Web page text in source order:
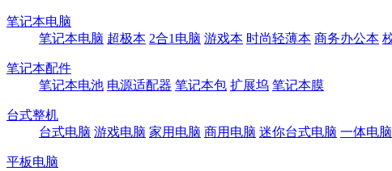
笔记本电脑
笔记本电脑 超极本 2合1电脑 游戏本 时尚轻薄本 商务办公本
笔记本配件
笔记本电池 电源适配器 笔记本包 扩展坞 笔记本膜
台式整机
台式电脑 游戏电脑 家用电脑 商用电脑 迷你台式电脑 一体电脑
平板电脑